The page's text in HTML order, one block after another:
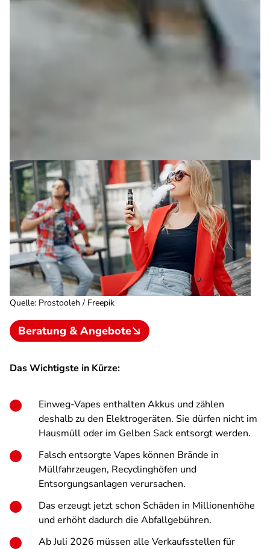
Quelle: Prostooleh / Freepik
Beratung & Angebote
Das Wichtigste in Kürze:
Einweg-Vapes enthalten Akkus und zählen
deshalb zu den Elektrogeräten. Sie dürfen nicht im
Hausmüll oder im Gelben Sack entsorgt werden.
Falsch entsorgte Vapes können Brände in
Müllfahrzeugen, Recyclinghöfen und
Entsorgungsanlagen verursachen.
Das erzeugt jetzt schon Schäden in Millionenhöhe
und erhöht dadurch die Abfallgebühren.
Ab Juli 2026 müssen alle Verkaufsstellen für